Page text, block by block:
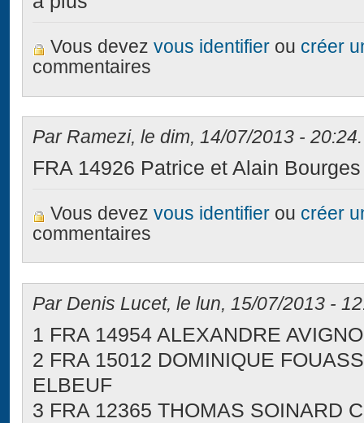
Vous devezvous identifier ou créer
commentaires
Par Ramezi, le dim, 14/07/2013 - 20:24.
FRA 14926 Patrice et Alain
Vous devezvous identifier ou créer
commentaires
Par Denis Lucet, le lun, 15/07/2013 -
1 FRA 14954 ALEXANDRE
2 FRA 15012 DOMINIQUE
ELBEUF
3 FRA 12365 THOMAS SOINARD